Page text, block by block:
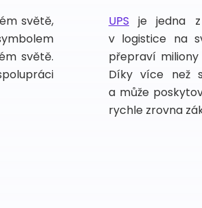
světě,
světě.
UPS je jedna z
v logistice na
přepraví
Díky více než
a může
rychle zrovna